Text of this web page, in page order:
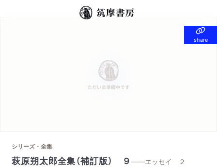
share
share
シリーズ・全集
萩原朔太郎全集（補訂版） ９ ——エッセイ ２